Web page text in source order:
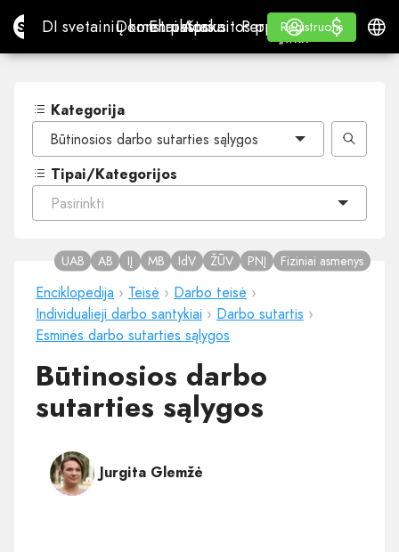
Site.proDI svetainių konstruktorius
DI svetainių konstruktorius
Domenai
DomenaiEl. paštas
El. paštasApskaitos programa
Apskaitos programa
Perpardavėjams
„WHITE LABEL“
Mokymasis
Mokymasis
Registruotis
Registruotis
Prisijungti
$
$
Kategorija
Būtinosios darbo sutarties sąlygos
Tipai/Kategorijos
Pasirinkti
Enciklopedija › Teisė › Darbo teisė ›
Individualieji darbo santykiai › Darbo sutartis ›
Esminės darbo sutarties sąlygos
Būtinosios darbo
sutarties sąlygos
UAB AB IĮ MB IdV ŽŪV PNĮ Fiziniai asmenys
Jurgita Glemžė